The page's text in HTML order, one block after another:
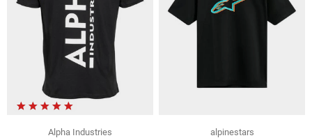
Alpha Industries
alpinestars